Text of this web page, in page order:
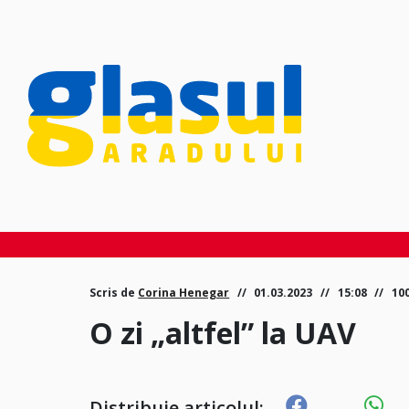
Scris de Corina Henegar 01.03.2023 15:08
O zi „altfel” la UAV